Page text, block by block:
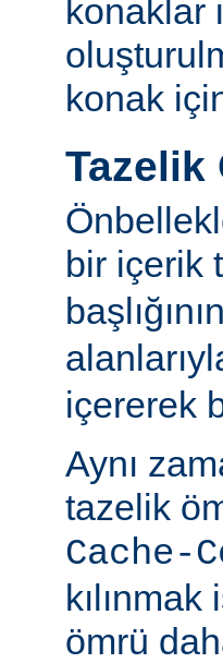
konaklar
konak
Tazelik
bir içerik
başlığının
içererek
Aynı
tazelik
Cache-
ömrü